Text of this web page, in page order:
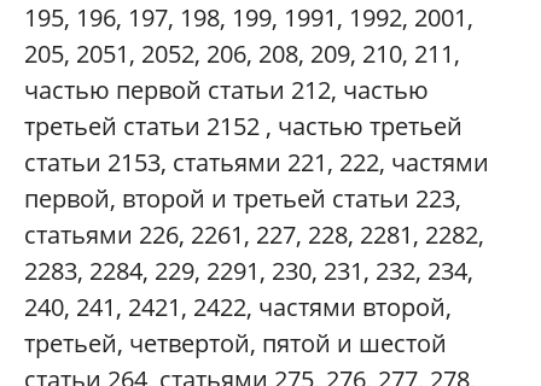
195, 196, 197, 198, 199, 1991, 1992, 2001,
205, 2051, 2052, 206, 208, 209, 210, 211,
частью первой статьи 212, частью
третьей статьи 2152 , частью третьей
статьи 2153, статьями 221, 222, частями
первой, второй и третьей статьи 223,
статьями 226, 2261, 227, 228, 2281, 2282,
2283, 2284, 229, 2291, 230, 231, 232, 234,
240, 241, 2421, 2422, частями второй,
третьей, четвертой, пятой и шестой